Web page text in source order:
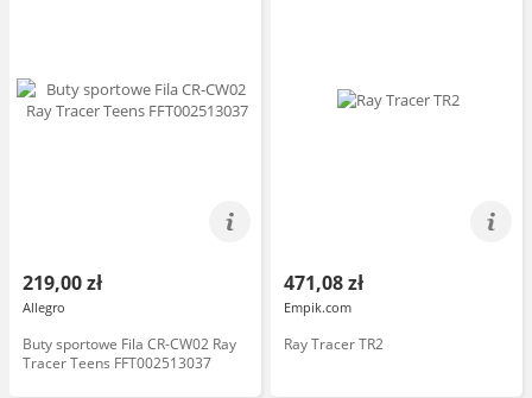
219,00 zł
Allegro
Buty sportowe Fila CR-CW02 Ray
Tracer Teens FFT002513037
471,08 zł
Empik.com
Ray Tracer TR2